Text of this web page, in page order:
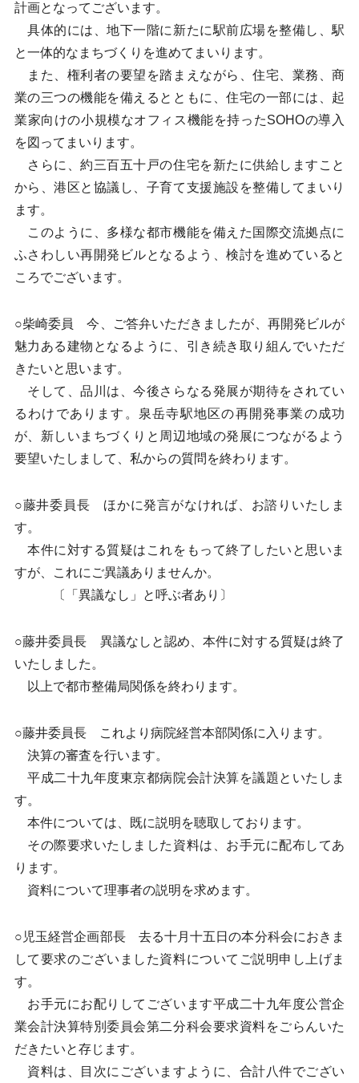
計画となってございます。
具体的には、地下一階に新たに駅前広場を整備し、駅
と一体的なまちづくりを進めてまいります。
また、権利者の要望を踏まえながら、住宅、業務、商
業の三つの機能を備えるとともに、住宅の一部には、起
業家向けの小規模なオフィス機能を持ったSOHOの導入
を図ってまいります。
さらに、約三百五十戸の住宅を新たに供給しますこと
から、港区と協議し、子育て支援施設を整備してまいり
ます。
このように、多様な都市機能を備えた国際交流拠点に
ふさわしい再開発ビルとなるよう、検討を進めていると
ころでございます。
○柴崎委員 今、ご答弁いただきましたが、再開発ビルが
魅力ある建物となるように、引き続き取り組んでいただ
きたいと思います。
そして、品川は、今後さらなる発展が期待をされてい
るわけであります。泉岳寺駅地区の再開発事業の成功
が、新しいまちづくりと周辺地域の発展につながるよう
要望いたしまして、私からの質問を終わります。
○藤井委員長 ほかに発言がなければ、お諮りいたしま
す。
本件に対する質疑はこれをもって終了したいと思いま
すが、これにご異議ありませんか。
〔「異議なし」と呼ぶ者あり〕
○藤井委員長 異議なしと認め、本件に対する質疑は終了
いたしました。
以上で都市整備局関係を終わります。
○藤井委員長 これより病院経営本部関係に入ります。
決算の審査を行います。
平成二十九年度東京都病院会計決算を議題といたしま
す。
本件については、既に説明を聴取しております。
その際要求いたしました資料は、お手元に配布してあ
ります。
資料について理事者の説明を求めます。
○児玉経営企画部長 去る十月十五日の本分科会におきま
して要求のございました資料についてご説明申し上げま
す。
お手元にお配りしてございます平成二十九年度公営企
業会計決算特別委員会第二分科会要求資料をごらんいた
だきたいと存じます。
資料は、目次にございますように、合計八件でござい